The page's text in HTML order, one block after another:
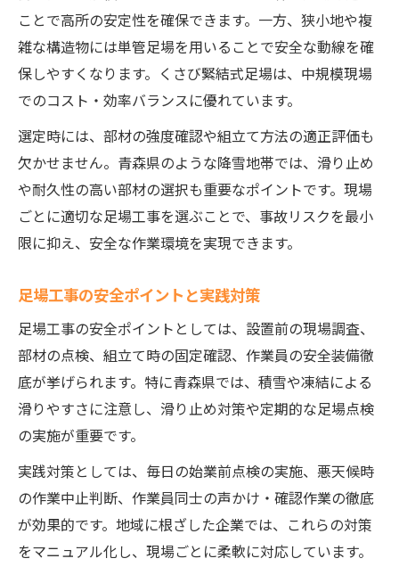
ことで高所の安定性を確保できます。一方、狭小地や複
雑な構造物には単管足場を用いることで安全な動線を確
保しやすくなります。くさび緊結式足場は、中規模現場
でのコスト・効率バランスに優れています。
選定時には、部材の強度確認や組立て方法の適正評価も
欠かせません。青森県のような降雪地帯では、滑り止め
や耐久性の高い部材の選択も重要なポイントです。現場
ごとに適切な足場工事を選ぶことで、事故リスクを最小
限に抑え、安全な作業環境を実現できます。
足場工事の安全ポイントと実践対策
足場工事の安全ポイントとしては、設置前の現場調査、
部材の点検、組立て時の固定確認、作業員の安全装備徹
底が挙げられます。特に青森県では、積雪や凍結による
滑りやすさに注意し、滑り止め対策や定期的な足場点検
の実施が重要です。
実践対策としては、毎日の始業前点検の実施、悪天候時
の作業中止判断、作業員同士の声かけ・確認作業の徹底
が効果的です。地域に根ざした企業では、これらの対策
をマニュアル化し、現場ごとに柔軟に対応しています。